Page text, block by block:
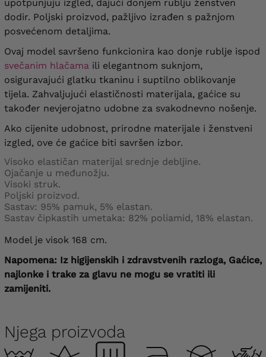
upotpunjuju izgled, dajući donjem rublju ženstven
dodir. Poljski proizvod, pažljivo izrađen s pažnjom
posvećenom detaljima.
Ovaj model savršeno funkcionira kao donje rublje ispod
svečanim hlačama ili elegantnom suknjom,
osiguravajući glatku tkaninu i suptilno oblikovanje
tijela. Zahvaljujući elastičnosti materijala, gaćice su
također nevjerojatno udobne za svakodnevno nošenje.
Ako cijenite udobnost, prirodne materijale i ženstveni
izgled, ove će gaćice biti savršen izbor.
Visoko elastičan materijal srednje debljine.
Ojačanje u međunožju.
Visoki struk.
Poljski proizvod.
Sastav: 95% pamuk, 5% elastan.
Sastav čipkastih umetaka: 82% poliamid, 18% elastan.
Model je visok 168 cm.
Napomena: Iz higijenskih i zdravstvenih razloga, Gaćice,
najlonke i trake za glavu ne mogu se vratiti ili
zamijeniti.
Njega proizvoda